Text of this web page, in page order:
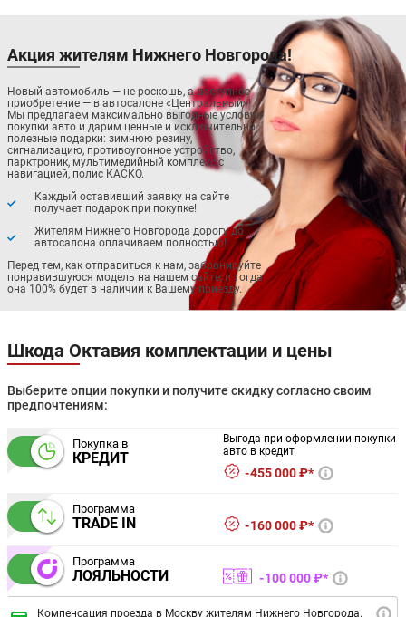
Акция жителям Нижнего Новгорода!
Новый автомобиль — не роскошь, а доступное
приобретение — в автосалоне «Центральный»!
Мы предлагаем максимально выгодные условия
покупки авто и дарим ценные и исключительно
полезные подарки: зимнюю резину,
сигнализацию, противоугонное устройство,
парктроник, мультимедийный комплекс с
навигацией, полис КАСКО.
Каждый оставивший заявку на сайте
получает подарок при покупке!
Жителям Нижнего Новгорода дорогу до
автосалона оплачиваем полностью!
Перед тем, как отправиться к нам, забронируйте
понравившуюся модель на нашем сайте, и тогда
она 100% будет в наличии к Вашему приезду.
Шкода Октавия комплектации и цены
Выберите опции покупки и получите скидку согласно своим
предпочтениям:
Покупка в
КРЕДИТ
Выгода при оформлении покупки
авто в кредит
455 000 ₽*
Программа
TRADE IN 160 000 ₽*
Программа
ЛОЯЛЬНОСТИ 100 000 ₽*
Компенсация проезда в Москву жителям Нижнего Новгорода.